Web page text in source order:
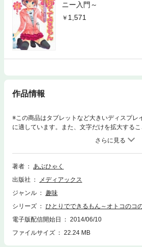
ニー入門～
1,571
作品情報
※この商品はタブレットなど大きいディスプレ
に適しています。また、文字だけを拡大する
ト、検索、辞書の参照、引用などの機能が使
3位、各所でエネマグラ売り切れ多発！アナニ
た「ひとりでできるもん」が遂に電子書籍で
アキラ先生、中の漫画はショタもので活躍中の
ターできる。一度でいいからところてんの快楽
著者
あぶひゃく
出版社
メディアックス
ジャンル
趣味
シリーズ
ひとりでできるもん～オトコのコ
電子版配信開始日
2014/06/10
ファイルサイズ
22.24 MB